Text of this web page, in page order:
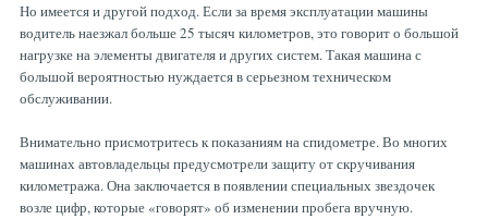
Но имеется и другой подход. Если за время эксплуатации машины
водитель наезжал больше 25 тысяч километров, это говорит о большой
нагрузке на элементы двигателя и других систем. Такая машина с
большой вероятностью нуждается в серьезном техническом
обслуживании.
Внимательно присмотритесь к показаниям на спидометре. Во многих
машинах автовладельцы предусмотрели защиту от скручивания
километража. Она заключается в появлении специальных звездочек
возле цифр, которые «говорят» об изменении пробега вручную.